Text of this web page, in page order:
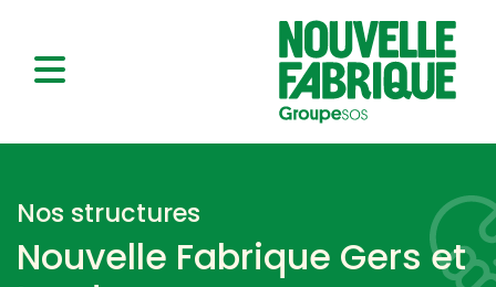
Nos structures
Nouvelle Fabrique Gers et